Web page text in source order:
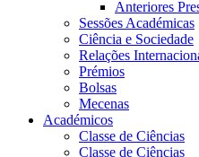
Anteriores
Sessões Académicas
Ciência e Sociedade
Relações
Prémios
Bolsas
Mecenas
Académicos
Classe de Ciências
Classe de Ciências